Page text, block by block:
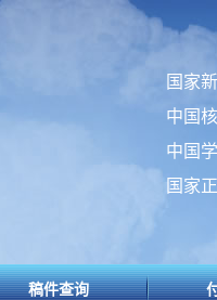
国家
中国
中国
国家
稿件查询